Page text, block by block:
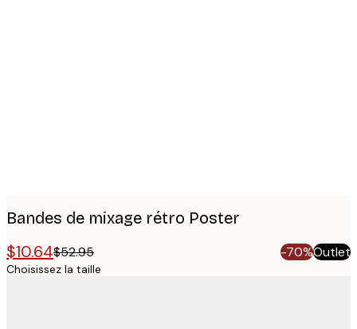
Bandes de mixage rétro Poster
$10.64$52.95 -70%Outlet
Choisissez la taille